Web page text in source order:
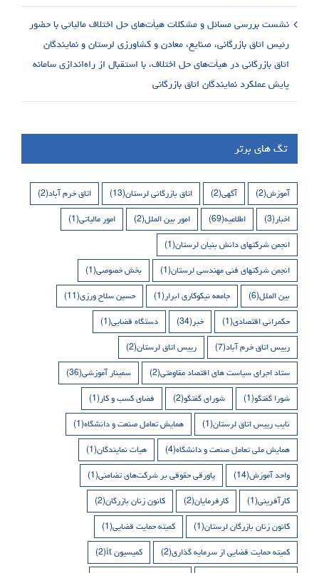
نشست بررسی مسائل و مشکلات هیأت‌های حل اختلاف مالیاتی با حضور
رئیس اتاق بازرگانی، صنایع، معادن و کشاورزی لرستان و نمایندگان
اتاق بازرگانی در هیأت‌های حل اختلاف، با استقبال از راه‌اندازی سامانه
پایش عملکرد نمایندگان اتاق بازرگانی
تگ های برتر
آموزش(2) آگهی(2) اتاق بازرگانی لرستان(13) اتاق خرم آباد(2)
اخبار(3) اطلاعیه(69) امور بین الملل(2) امور مالیاتی(1)
انجمن شرکتهای دانش بنیان لرستان(1)
انجمن شرکتهای فنی مهندسی لرستان(1) بخش خصوصی(1)
بین الملل(6) جامعه نیکوکاری ابرار(1) حسین سلاح ورزی(11)
حکمرانی اقتصادی(1) خبر(34) دستگاه قضایی(1)
رییس اتاق خرم آباد(7) رییس اتاق لرستان(2)
ستاد اجرای سیاست های اقتصاد مقاومتی(2) سمینار آموزشی(36)
شورا گفتگو(1) شورای گفتگو(2) فضای کسب و کار(1)
نایب رییس اتاق لرستان(1) همایش تعامل صنعت و دانشگاه(1)
همایش ملی تعامل صنعت و دانشگاه(4) هیات نمایندگان(1)
واحد آموزش(14) پاورقی حقوقی بر شرکت‌های تضامنی(1)
کارآفرینی(1) کارفرمایان(2) کانون زنان بازرگان(2)
کانون زنان بازرگان لرستان(1) کمیته حمایت قضایی(1)
کمیته حمایت قضایی از سرمایه گذاری(2) کمیسیون it (2)